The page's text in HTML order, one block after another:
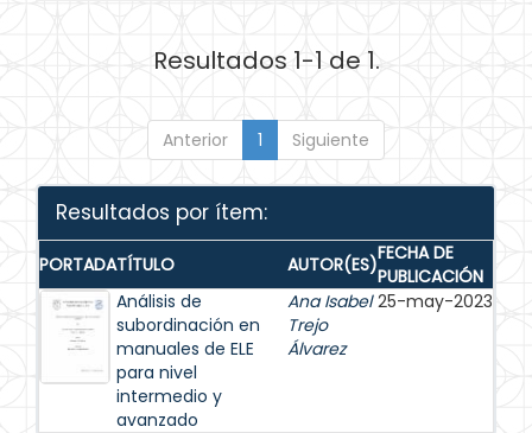
Resultados 1-1 de 1.
Anterior 1 Siguiente
Resultados por ítem:
PORTADATÍTULO AUTOR(ES)FECHA DE
PUBLICACIÓN
Análisis de
subordinación en
manuales de ELE
para nivel
intermedio y
avanzado
Ana Isabel
Trejo
Álvarez
25-may-2023